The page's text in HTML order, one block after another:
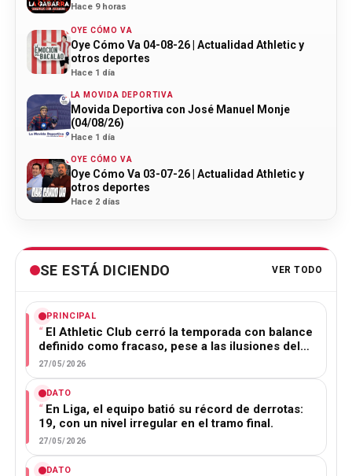
Hace 9 horas
OYE CÓMO VA
Oye Cómo Va 04-08-26 | Actualidad Athletic y
otros deportes
Hace 1 día
LA MOVIDA DEPORTIVA
Movida Deportiva con José Manuel Monje
(04/08/26)
Hace 1 día
OYE CÓMO VA
Oye Cómo Va 03-07-26 | Actualidad Athletic y
otros deportes
Hace 2 días
SE ESTÁ DICIENDO VER TODO
PRINCIPAL
El Athletic Club cerró la temporada con balance
definido como fracaso, pese a las ilusiones del…
27/05/2026
DATO
En Liga, el equipo batió su récord de derrotas:
19, con un nivel irregular en el tramo final.
27/05/2026
DATO